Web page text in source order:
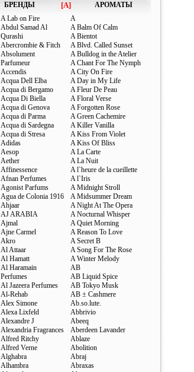
БРЕНДЫ [A]
АРОМАТЫ
A Lab on Fire
Abdul Samad Al
Qurashi
Abercrombie & Fitch
Absolument
Parfumeur
Accendis
Acqua Dell Elba
Acqua di Bergamo
Acqua Di Biella
Acqua di Genova
Acqua di Parma
Acqua di Sardegna
Acqua di Stresa
Adidas
Aesop
Aether
Affinessence
Afnan Perfumes
Agonist Parfums
Agua de Colonia 1916
Ahjaar
AJ ARABIA
Ajmal
Ajne Carmel
Akro
Al Attaar
Al Hamatt
Al Haramain
Perfumes
Al Jazeera Perfumes
Al-Rehab
Alex Simone
Alexa Lixfeld
Alexandre J
Alexandria Fragrances
Alfred Ritchy
Alfred Verne
Alghabra
Alhambra
A
A Balm Of Calm
A Bientot
A Blvd. Called Sunset
A Bulldog in the Atelier
A Chant For The Nymph
A City On Fire
A Day in My Life
A Fleur De Peau
A Floral Verse
A Forgotten Rose
A Green Cachemire
A Killer Vanilla
A Kiss From Violet
A Kiss Of Bliss
A La Carte
A La Nuit
A l`heure de la cueillette
A l`Iris
A Midnight Stroll
A Midsummer Dream
A Night At The Opera
A Nocturnal Whisper
A Quiet Morning
A Reason To Love
A Secret B
A Song For The Rose
A Winter Melody
AB
AB Liquid Spice
AB Tokyo Musk
AB ± Cashmere
Ab.so.lute.
Abbrivio
Abeeq
Aberdeen Lavander
Ablaze
Abolition
Abraj
Abraxas